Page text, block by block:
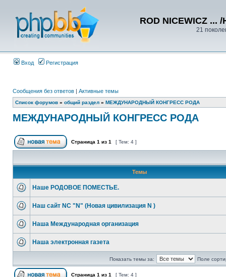
ROD NICEWICZ ...
21
Вход Регистрация
Сообщения без ответов | Активные темы
Список форумов » общий раздел » МЕЖДУНАРОДНЫЙ КОНГРЕСС РОДА
МЕЖДУНАРОДНЫЙ КОНГРЕСС РОДА
Страница 1 из 1 [ Тем: 4 ]
Темы
Наше РОДОВОЕ ПОМЕСТЬЕ.
Наш сайт NC "N" (Новая цивилизация N )
Наша Международная организация
Наша электронная газета
Показать темы за: Поле
Страница 1 из 1 [ Тем: 4 ]